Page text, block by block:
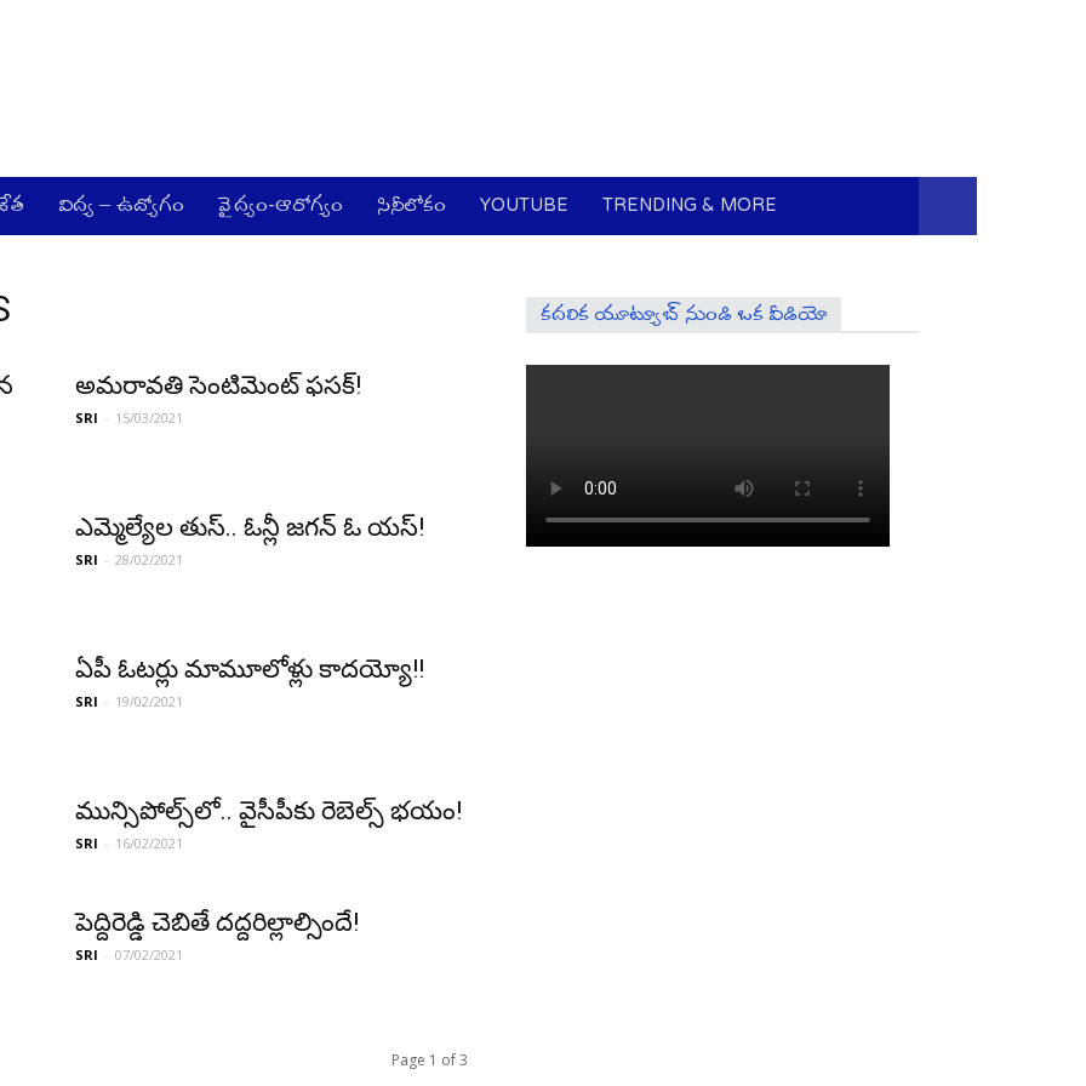
విద్య – ఉద్యోగం వైద్యం-ఆరోగ్యం సినీలోకం YOUTUBE TRENDING & MORE
అమ‌రావ‌తి సెంటిమెంట్ ఫ‌స‌క్‌!
SRI - 15/03/2021
ఎమ్మెల్యేల తుస్‌.. ఓన్లీ జ‌గ‌న్ ఓ య‌స్‌!
SRI - 28/02/2021
ఏపీ ఓట‌ర్లు మామూలోళ్లు కాద‌య్యో!!
SRI - 19/02/2021
మున్సిపోల్స్‌లో.. వైసీపీకు రెబెల్స్ భ‌యం!
SRI - 16/02/2021
పెద్దిరెడ్డి చెబితే ద‌ద్ద‌రిల్లాల్సిందే!
SRI - 07/02/2021
Page 1 of 3
కదలిక యూట్యూబ్ నుండి ఒక వీడియో